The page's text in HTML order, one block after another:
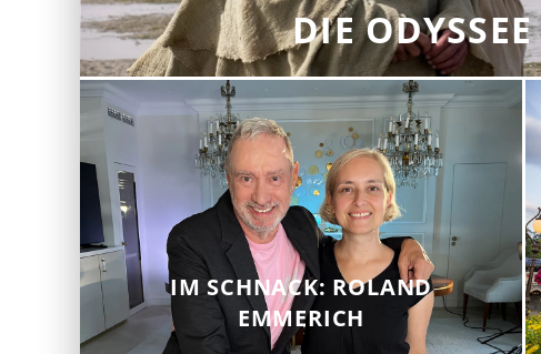
DIE ODYSSEE
IM SCHNACK: ROLAND
EMMERICH